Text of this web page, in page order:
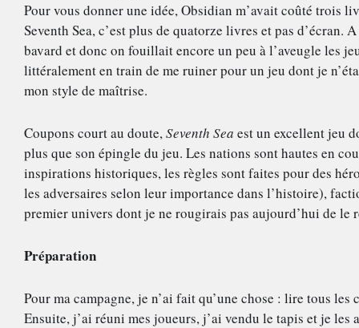
Pour vous donner une idée, Obsidian m’avait coûté trois
Seventh Sea, c’est plus de quatorze livres et pas d’écran.
bavard et donc on fouillait encore un peu à l’aveugle les
littéralement en train de me ruiner pour un jeu dont je
mon style de maîtrise.
Coupons court au doute, Seventh Sea est un excellent jeu
plus que son épingle du jeu. Les nations sont hautes en
inspirations historiques, les règles sont faites pour des
les adversaires selon leur importance dans l’histoire),
premier univers dont je ne rougirais pas aujourd’hui de le
Préparation
Pour ma campagne, je n’ai fait qu’une chose : lire tous les
Ensuite, j’ai réuni mes joueurs, j’ai vendu le tapis et je les